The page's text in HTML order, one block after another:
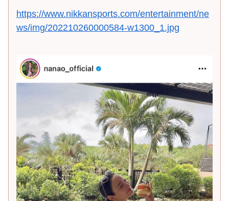
https://www.nikkansports.com/entertainment/ne
ws/img/202210260000584-w1300_1.jpg